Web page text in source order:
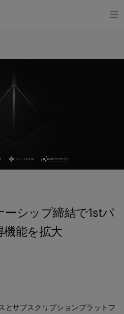
ーシップ締結で1stパ
能を拡大
とサブスクリプションプラットフ